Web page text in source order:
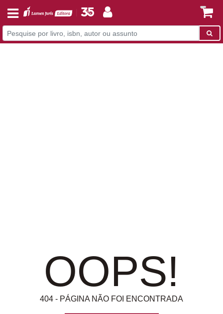
OOPS!
404 - PÁGINA NÃO FOI ENCONTRADA